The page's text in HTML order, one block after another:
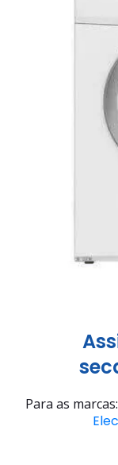
Para as marcas: